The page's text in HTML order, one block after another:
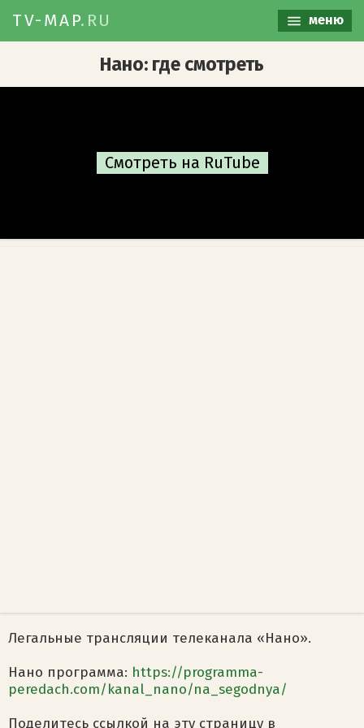
TV-MAP.RU меню
Нано: где смотреть
Легальные трансляции телеканала «Нано».
Нано программа: https://programma-
peredach.com/kanal_nano/na_segodnya/
Поделитесь ссылкой на эту страницу в